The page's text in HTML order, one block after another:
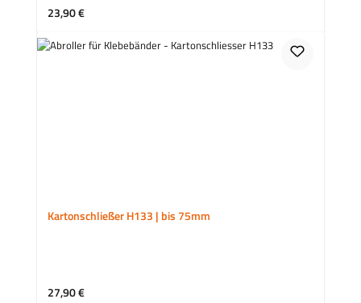
Regulärer Preis:
23,90 €
Kartonschließer H133 | bis 75mm
Regulärer Preis:
27,90 €